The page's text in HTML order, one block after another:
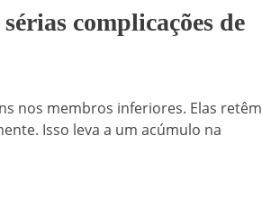
complicações de
nos membros inferiores. Elas retêm
Isso leva a um acúmulo na